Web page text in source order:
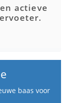
actieve
baas voor